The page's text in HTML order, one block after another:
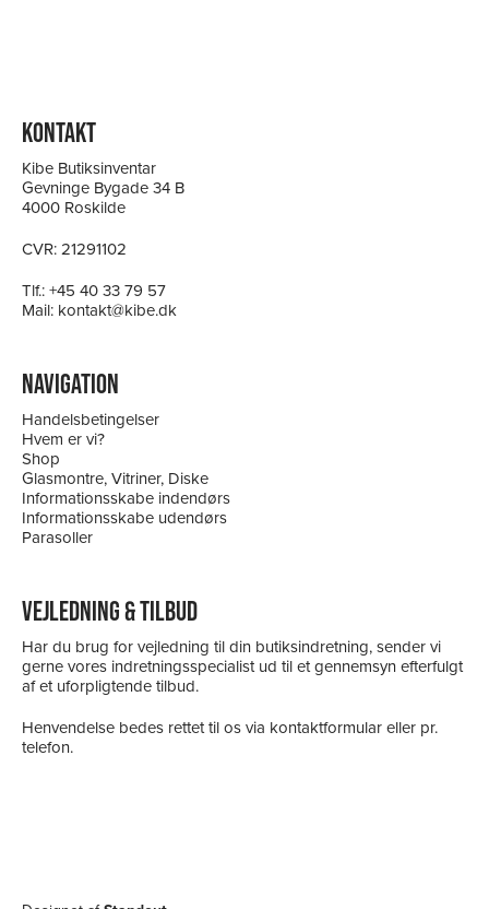
KONTAKT
Kibe Butiksinventar
Gevninge Bygade 34 B
4000 Roskilde
CVR: 21291102
Tlf.:+45 40 33 79 57
Mail: kontakt@kibe.dk
NAVIGATION
Handelsbetingelser
Hvem er vi?
Shop
Glasmontre, Vitriner, Diske
Informationsskabe indendørs
Informationsskabe udendørs
Parasoller
VEJLEDNING & TILBUD
Har du brug for vejledning til din butiksindretning, sender vi
gerne vores indretningsspecialist ud til et gennemsyn efterfulgt
af et uforpligtende tilbud.
Henvendelse bedes rettet til os via kontaktformular eller pr.
telefon.